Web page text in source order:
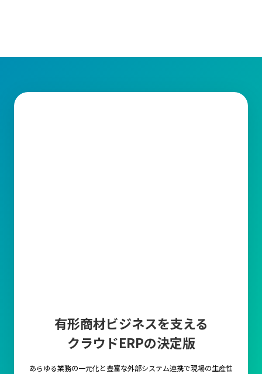
有形商材ビジネスを支える
クラウドERPの決定版
あらゆる業務の一元化と豊富な外部システム連携で現場の生産性